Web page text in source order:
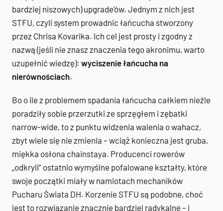
bardziej niszowych) upgrade’ów. Jednym z nich jest
STFU, czyli system prowadnic łańcucha stworzony
przez Chrisa Kovarika. Ich cel jest prosty i zgodny z
nazwą (jeśli nie znasz znaczenia tego akronimu, warto
uzupełnić wiedzę): wyciszenie łańcucha na
nierównościach.
Bo o ile z problemem spadania łańcucha całkiem nieźle
poradziły sobie przerzutki ze sprzęgłem i zębatki
narrow-wide, to z punktu widzenia walenia o wahacz,
zbyt wiele się nie zmienia – wciąż konieczna jest gruba,
miękka osłona chainstaya. Producenci rowerów
„odkryli” ostatnio wymyślne pofalowane kształty, które
swoje początki miały w namiotach mechaników
Pucharu Świata DH. Korzenie STFU są podobne, choć
jest to rozwiązanie znacznie bardziej radykalne – i